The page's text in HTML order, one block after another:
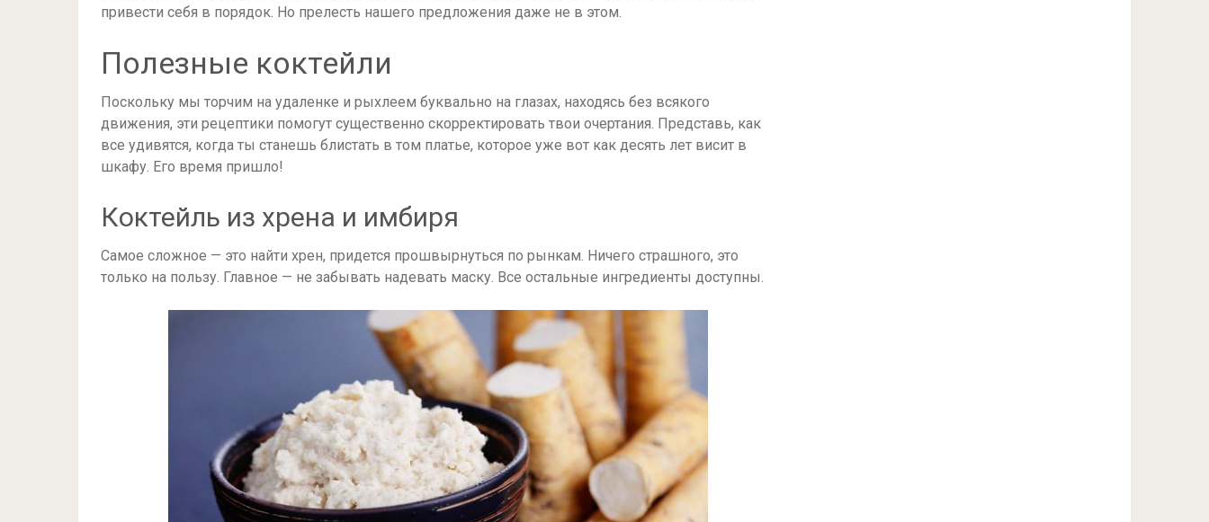
привести себя в порядок. Но прелесть нашего предложения даже не в этом.
Полезные коктейли
Поскольку мы торчим на удаленке и рыхлеем буквально на глазах, находясь без всякого
движения, эти рецептики помогут существенно скорректировать твои очертания. Представь, как
все удивятся, когда ты станешь блистать в том платье, которое уже вот как десять лет висит в
шкафу. Его время пришло!
Коктейль из хрена и имбиря
Самое сложное — это найти хрен, придется прошвырнуться по рынкам. Ничего страшного, это
только на пользу. Главное — не забывать надевать маску. Все остальные ингредиенты доступны.